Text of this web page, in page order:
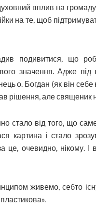
вплив на
на те, щоб
подивитися, що
значення. Адже
о. Богдан (як він
рішення, але священик
стало від того, що
картина і стало
це, очевидно, нікому.
живемо, себто